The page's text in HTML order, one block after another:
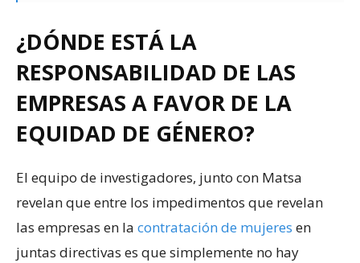
¿DÓNDE ESTÁ LA
RESPONSABILIDAD DE LAS
EMPRESAS A FAVOR DE LA
EQUIDAD DE GÉNERO?
El equipo de investigadores, junto con Matsa
revelan que entre los impedimentos que revelan
las empresas en la contratación de mujeres en
juntas directivas es que simplemente no hay